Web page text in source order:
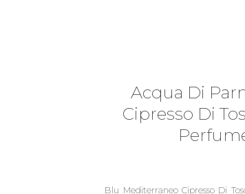
Acqua Di
Cipresso Di
Blu Mediterraneo Cipresso Di